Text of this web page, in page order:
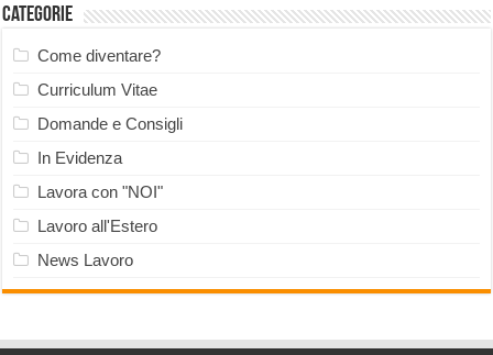
Categorie
Come diventare?
Curriculum Vitae
Domande e Consigli
In Evidenza
Lavora con "NOI"
Lavoro all'Estero
News Lavoro